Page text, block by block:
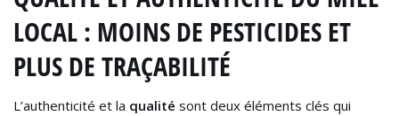
LOCAL : MOINS DE PESTICIDES ET
PLUS DE TRAÇABILITÉ
L’authenticité et la qualité sont deux éléments clés qui